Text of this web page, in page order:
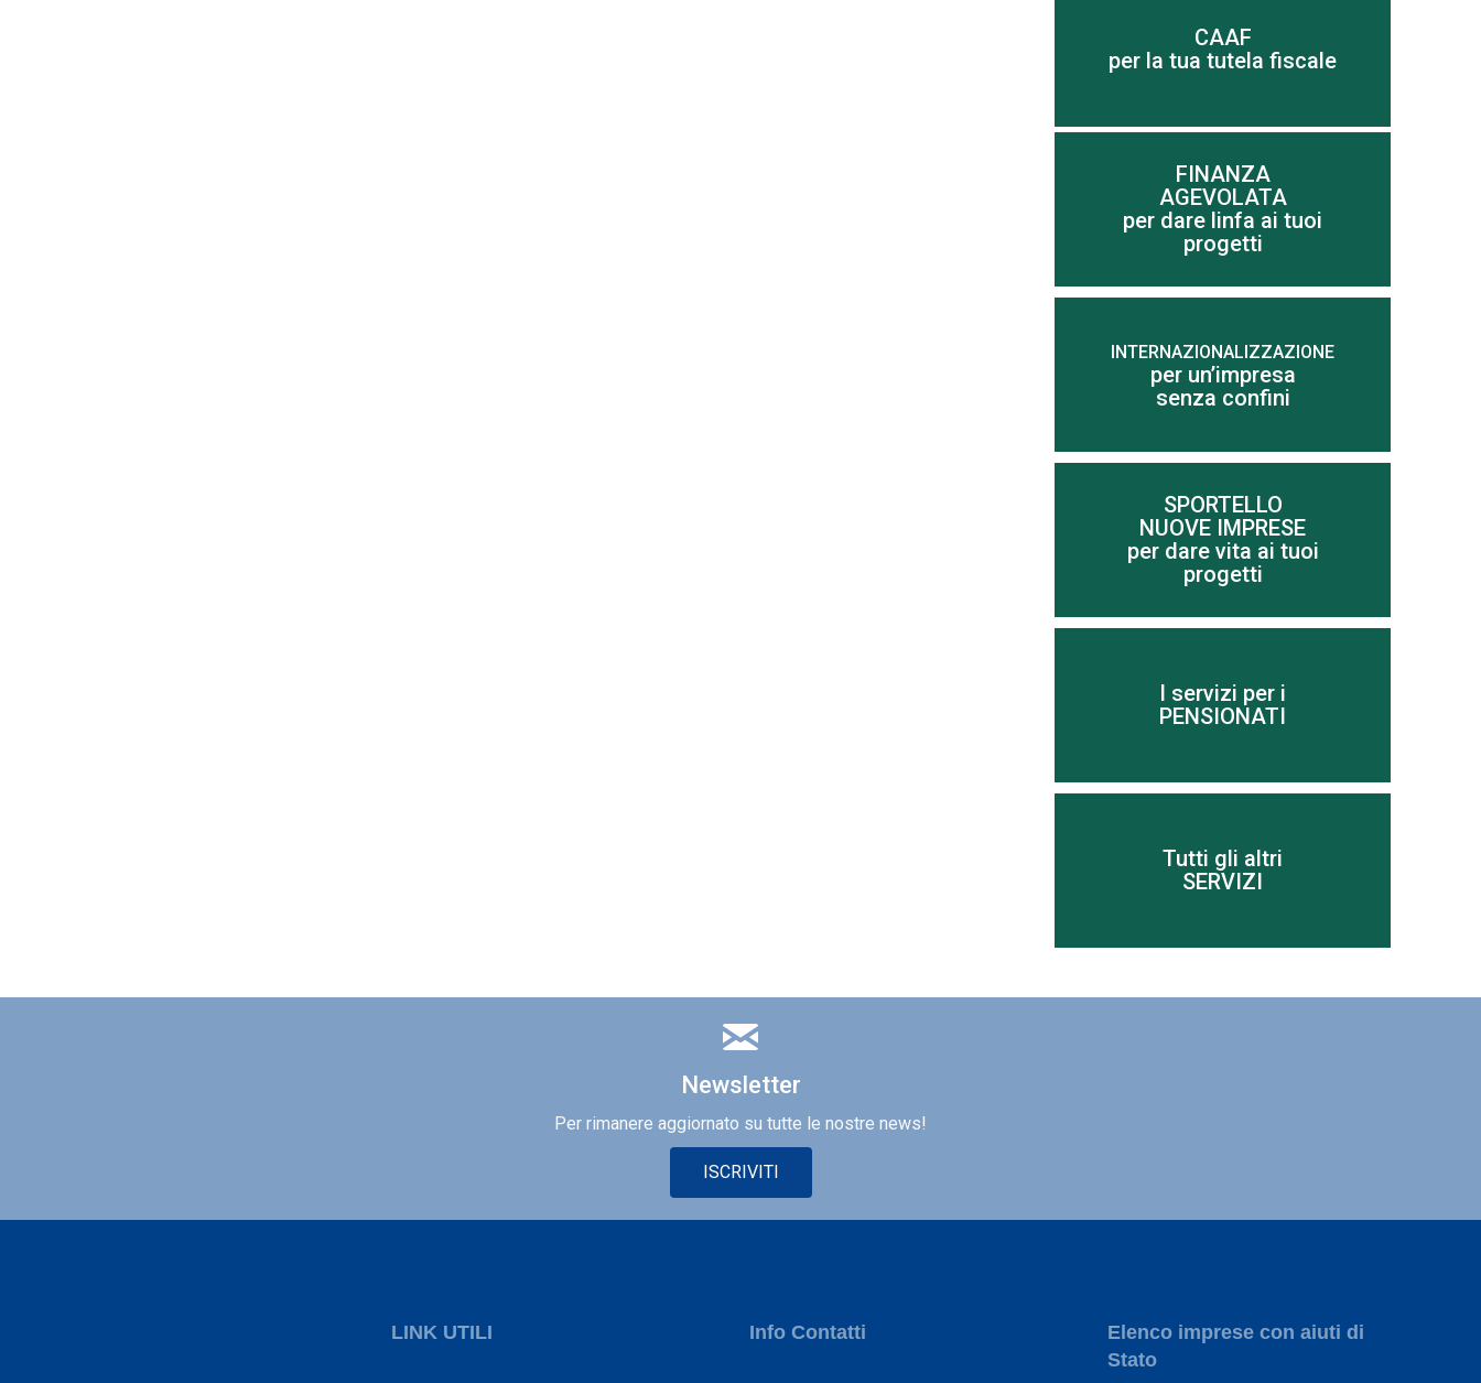
CAAF
per la tua tutela fiscale
Scopri di più
FINANZA
AGEVOLATA
per dare linfa ai tuoi
progetti
Scopri di più
INTERNAZIONALIZZAZIONE
per un’impresa
senza confini
Scopri di più
SPORTELLO
NUOVE IMPRESE
per dare vita ai tuoi
progetti
Scopri di più
I servizi per i
PENSIONATI
Scopri di più
Tutti gli altri
SERVIZI
Scopri di più
Newsletter
Per rimanere aggiornato su tutte le nostre news!
ISCRIVITI
LINK UTILI Info Contatti
Elenco imprese con aiuti di
Stato